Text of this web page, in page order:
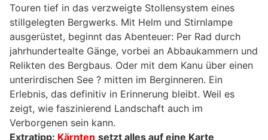
Touren tief in das verzweigte Stollensystem eines
stillgelegten Bergwerks. Mit Helm und Stirnlampe
ausgerüstet, beginnt das Abenteuer: Per Rad durch
jahrhundertealte Gänge, vorbei an Abbaukammern und
Relikten des Bergbaus. Oder mit dem Kanu über einen
unterirdischen See ? mitten im Berginneren. Ein
Erlebnis, das definitiv in Erinnerung bleibt. Weil es
zeigt, wie faszinierend Landschaft auch im
Verborgenen sein kann.
Extratipp: Kärnten setzt alles auf eine Karte